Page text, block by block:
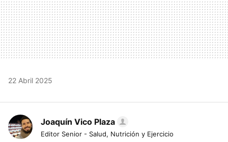
22 Abril 2025
Joaquín Vico Plaza
Editor Senior - Salud, Nutrición y Ejercicio